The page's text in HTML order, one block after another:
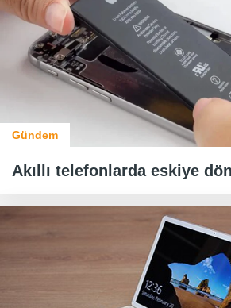
Gündem
Akıllı telefonlarda eskiye